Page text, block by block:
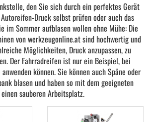
den Sie sich durch ein perfektes Gerät
Druck selbst prüfen oder auch das
im Sommer aufblasen wollen ohne Mühe: Die
von werkzeugonline.at sind hochwertig und
Möglichkeiten, Druck anzupassen, zu
Der Fahrradreifen ist nur ein Beispiel, bei
können. Sie können auch Späne oder
blasen und haben so mit dem geeigneten
sauberen Arbeitsplatz.